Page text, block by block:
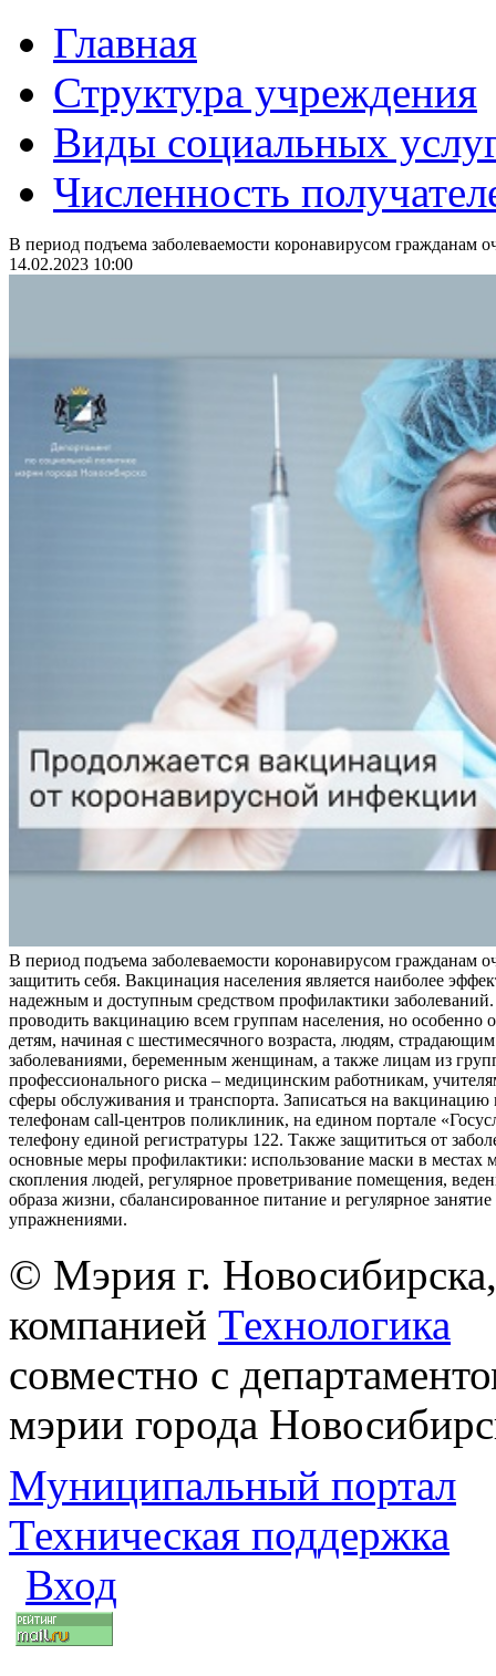
Главная
Структура учреждения
Виды социальных
Численность
В период подъема заболеваемости коронавирусом гражданам
14.02.2023 10:00
В период подъема заболеваемости коронавирусом гражданам
защитить себя. Вакцинация населения является наиболее
надежным и доступным средством профилактики заболеваний.
проводить вакцинацию всем группам населения, но особенно
детям, начиная с шестимесячного возраста, людям,
заболеваниями, беременным женщинам, а также лицам из
профессионального риска – медицинским работникам,
сферы обслуживания и транспорта. Записаться на
телефонам call-центров поликлиник, на едином портале
телефону единой регистратуры 122. Также защититься от
основные меры профилактики: использование маски в местах
скопления людей, регулярное проветривание помещения,
образа жизни, сбалансированное питание и регулярное
упражнениями.
© Мэрия г.
компанией Технологика
совместно с
мэрии города
Муниципальный портал
Техническая поддержка
Вход